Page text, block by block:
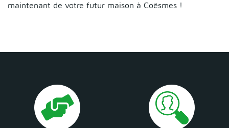
maintenant de votre futur maison à Coësmes !